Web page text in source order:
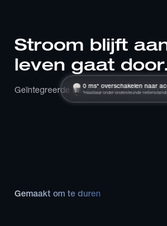
Stroom blijft
leven gaat
Geïntegreerde back-up met0 ms* overschakelen naar
*Haalbaar onder ondersteunde
Gemaakt om te duren